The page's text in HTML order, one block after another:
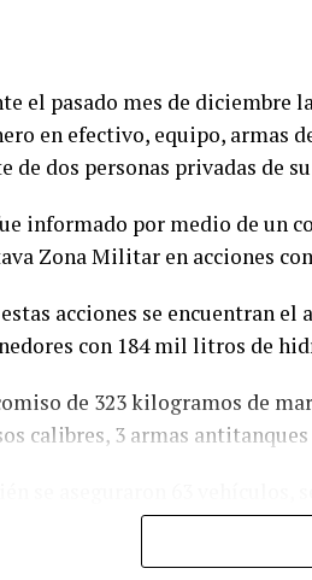
el pasado mes de diciembre
en efectivo, equipo, armas
de dos personas privadas de
informado por medio de un
Zona Militar en acciones
acciones se encuentran
con 184 mil litros de
de 323 kilogramos de
calibres, 3 armas